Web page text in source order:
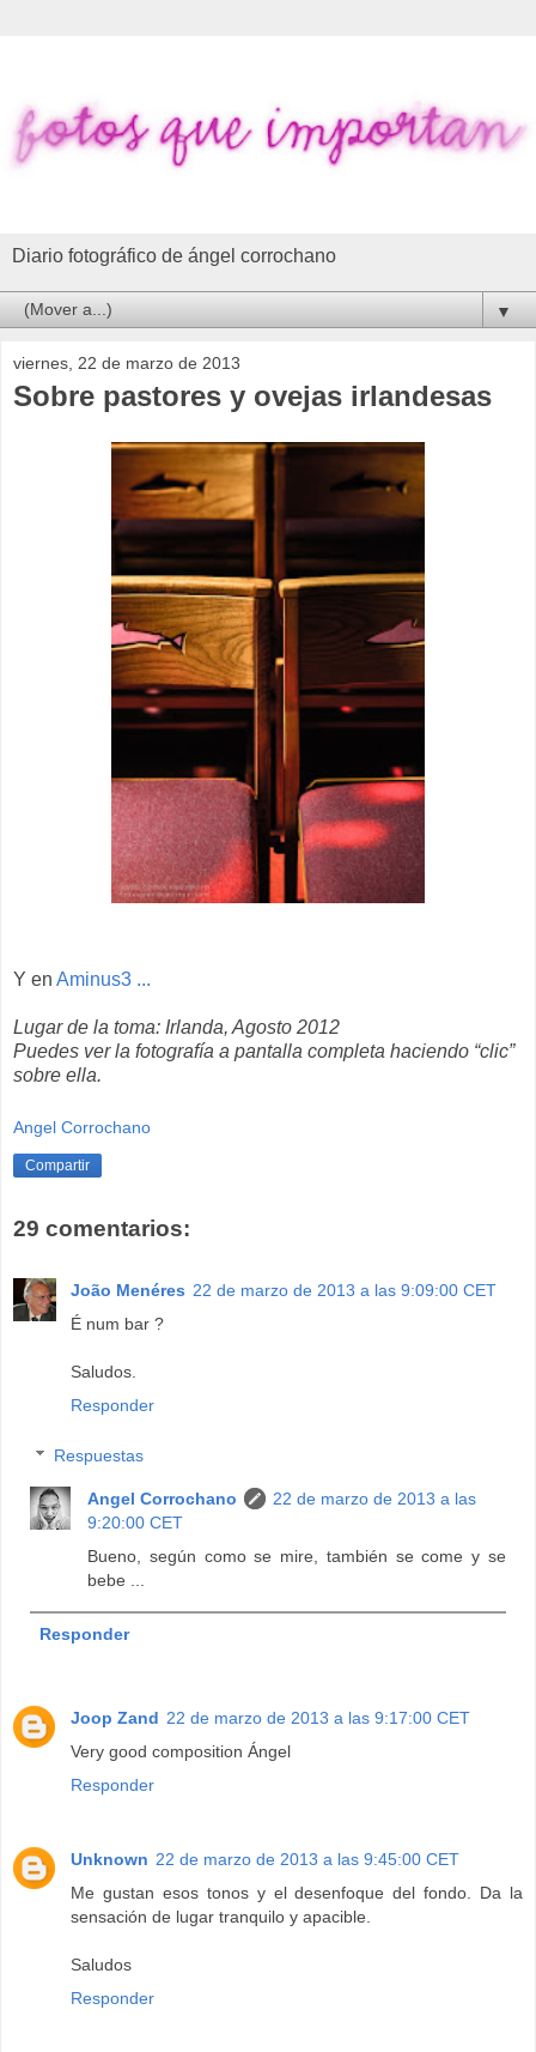
Diario fotográfico de ángel corrochano
▼
viernes, 22 de marzo de 2013
Sobre pastores y ovejas irlandesas
Y en Aminus3 ...
Lugar de la toma: Irlanda, Agosto 2012
Puedes ver la fotografía a pantalla completa haciendo “clic”
sobre ella.
Angel Corrochano
Compartir
29 comentarios:
João Menéres 22 de marzo de 2013 a las 9:09:00 CET
É num bar ?
Saludos.
Responder
Respuestas
Angel Corrochano
22 de marzo de 2013 a las
9:20:00 CET
Bueno, según como se mire, también se come y se
bebe ...
Responder
Joop Zand 22 de marzo de 2013 a las 9:17:00 CET
Very good composition Ángel
Responder
Unknown 22 de marzo de 2013 a las 9:45:00 CET
Me gustan esos tonos y el desenfoque del fondo. Da la
sensación de lugar tranquilo y apacible.
Saludos
Responder